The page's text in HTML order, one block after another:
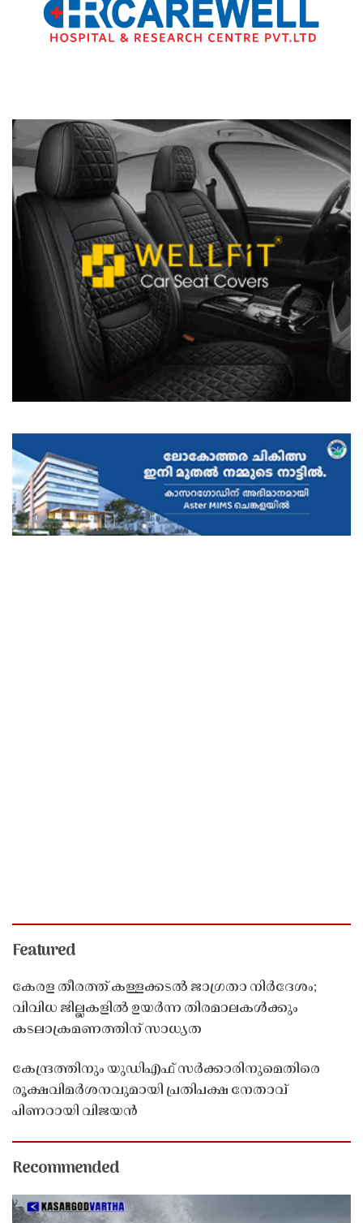
Featured
കേരള തീരത്ത് കള്ളക്കടൽ ജാഗ്രതാ നിർദേശം;
വിവിധ ജില്ലകളിൽ ഉയർന്ന തിരമാലകൾക്കും
കടലാക്രമണത്തിന് സാധ്യത
കേന്ദ്രത്തിനും യുഡിഎഫ് സർക്കാരിനുമെതിരെ
രൂക്ഷവിമർശനവുമായി പ്രതിപക്ഷ നേതാവ്
പിണറായി വിജയൻ
Recommended